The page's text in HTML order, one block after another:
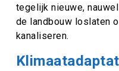
tegelijk nieuwe,
de landbouw loslaten
kanaliseren.